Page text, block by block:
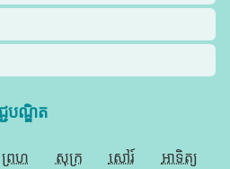
ជបណ្ឌិត​
ព្រហ សុក្រ សៅរ៍
អាទិត្យ